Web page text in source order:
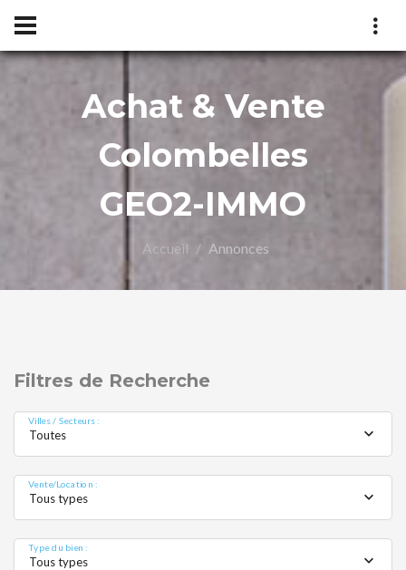
Achat & Vente
Colombelles
GEO2-IMMO
Accueil Annonces
Filtres de Recherche
Villes / Secteurs :
Toutes
Vente/Location :
Tous types
Type du bien :
Tous types